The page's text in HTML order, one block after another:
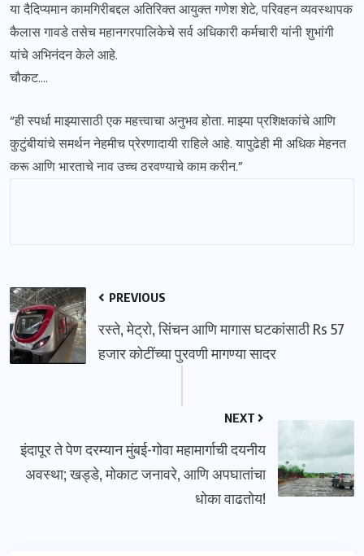
या दैदिप्यमान कामगिरीबद्दल अतिरिक्त आयुक्त गणेश शेटे, परिवहन व्यवस्थापक
कैलास गावडे तसेच महानगरपालिकेचे सर्व अधिकारी कर्मचारी यांनी शुभांगी
यांचे अभिनंदन केले आहे.
चौकट….
“ही स्पर्धा माझ्यासाठी एक महत्त्वाचा अनुभव होता. माझ्या प्रशिक्षकांचे आणि
कुटुंबीयांचे समर्थन नेहमीच प्रेरणादायी राहिले आहे. यापुढेही मी अधिक मेहनत
करू आणि भारताचे नाव उच्च ठरवण्याचे काम करीन.”
PREVIOUS
रस्ते, मेट्रो, सिंचन आणि मागास घटकांसाठी Rs 57
हजार कोटींच्या पुरवणी मागण्या सादर
NEXT
इंदापूर ते पेण दरम्यान मुंबई-गोवा महामार्गाची दयनीय
अवस्था; खड्डे, मोकाट जनावरे, आणि अपघातांचा
धोका वाढतोय!